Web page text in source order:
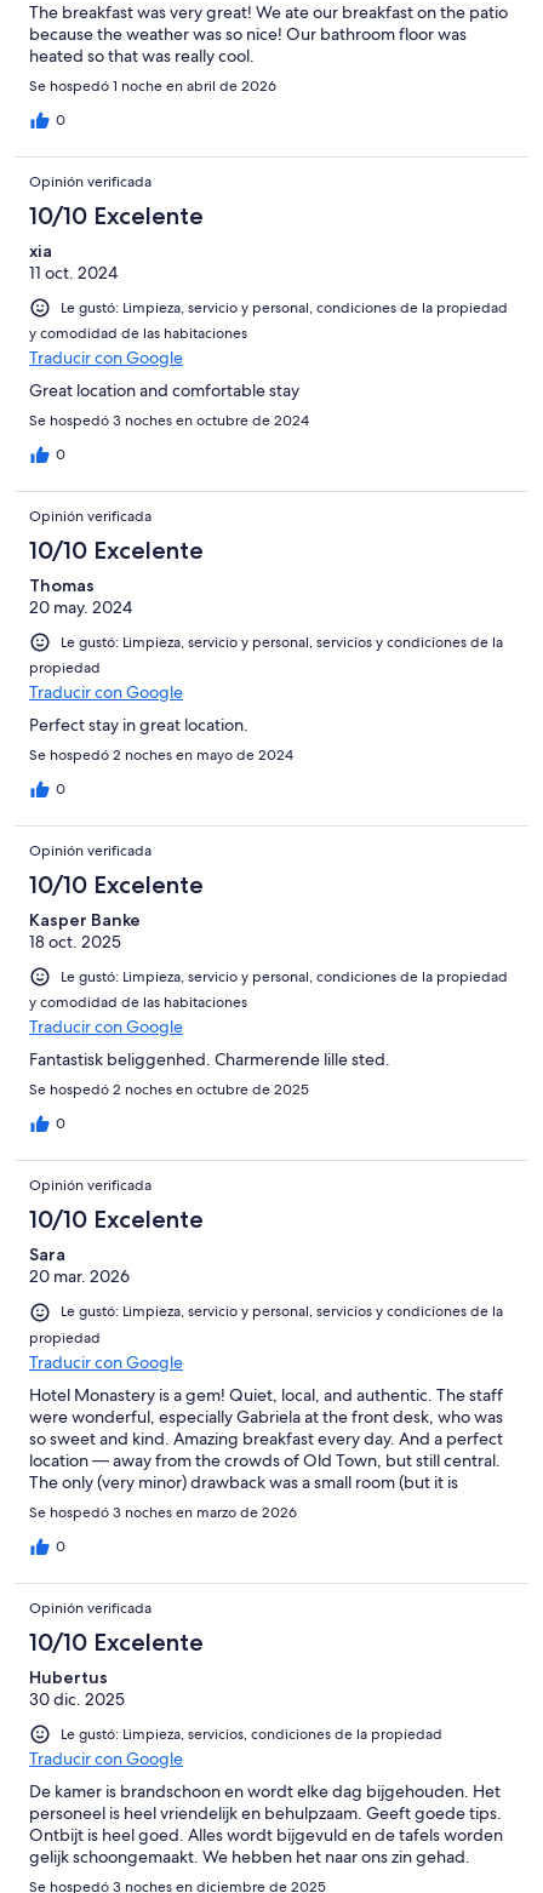
The breakfast was very great! We ate our breakfast on the patio
because the weather was so nice! Our bathroom floor was
heated so that was really cool.
Se hospedó 1 noche en abril de 2026
0
Opinión verificada
10/10 Excelente
xia
11 oct. 2024
Le gustó: Limpieza, servicio y personal, condiciones de la propiedad
y comodidad de las habitaciones
Traducir con Google
Great location and comfortable stay
Se hospedó 3 noches en octubre de 2024
0
Opinión verificada
10/10 Excelente
Thomas
20 may. 2024
Le gustó: Limpieza, servicio y personal, servicios y condiciones de la
propiedad
Traducir con Google
Perfect stay in great location.
Se hospedó 2 noches en mayo de 2024
0
Opinión verificada
10/10 Excelente
Kasper Banke
18 oct. 2025
Le gustó: Limpieza, servicio y personal, condiciones de la propiedad
y comodidad de las habitaciones
Traducir con Google
Fantastisk beliggenhed. Charmerende lille sted.
Se hospedó 2 noches en octubre de 2025
0
Opinión verificada
10/10 Excelente
Sara
20 mar. 2026
Le gustó: Limpieza, servicio y personal, servicios y condiciones de la
propiedad
Traducir con Google
Hotel Monastery is a gem! Quiet, local, and authentic. The staff
were wonderful, especially Gabriela at the front desk, who was
so sweet and kind. Amazing breakfast every day. And a perfect
location — away from the crowds of Old Town, but still central.
The only (very minor) drawback was a small room (but it is
Europe) and lots of stairs (which the hotel is very up front about).
I’d stay again!
Se hospedó 3 noches en marzo de 2026
0
Opinión verificada
10/10 Excelente
Hubertus
30 dic. 2025
Le gustó: Limpieza, servicios, condiciones de la propiedad
Traducir con Google
De kamer is brandschoon en wordt elke dag bijgehouden. Het
personeel is heel vriendelijk en behulpzaam. Geeft goede tips.
Ontbijt is heel goed. Alles wordt bijgevuld en de tafels worden
gelijk schoongemaakt. We hebben het naar ons zin gehad.
Se hospedó 3 noches en diciembre de 2025